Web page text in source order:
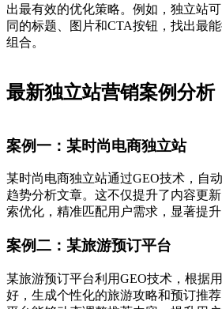
出最有效的优化策略。例如，独立站
同的标题、图片和CTA按钮，找出最
组合。
最新独立站营销案例分析
案例一：某时尚电商独立站
某时尚电商独立站通过GEO技术，自
趋势分析文章。这不仅提升了内容更
索优化，精准匹配用户需求，显著提升
案例二：某旅游预订平台
某旅游预订平台利用GEO技术，根据
好，生成个性化的旅游攻略和预订推